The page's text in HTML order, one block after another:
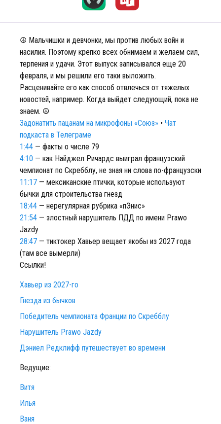
☮️ Мальчишки и девчонки, мы против любых войн и
насилия. Поэтому крепко всех обнимаем и желаем сил,
терпения и удачи. Этот выпуск записывался еще 20
февраля, и мы решили его таки выложить.
Расценивайте его как способ отвлечься от тяжелых
новостей, например. Когда выйдет следующий, пока не
знаем. ☮️
Задонатить пацанам на микрофоны «Союз» • Чат
подкаста в Телеграме
1:44 — факты о числе 79
4:10 — как Найджел Ричардс выиграл французский
чемпионат по Скребблу, не зная ни слова по-французски
11:17 — мексиканские птички, которые используют
бычки для строительства гнезд
18:44 — нерегулярная рубрика «пЭнис»
21:54 — злостный нарушитель ПДД по имени Prawo
Jazdy
28:47 — тиктокер Хавьер вещает якобы из 2027 года
(там все вымерли)
Ссылки!
Хавьер из 2027-го
Гнезда из бычков
Победитель чемпионата Франции по Скребблу
Нарушитель Prawo Jazdy
Дэниел Редклифф путешествует во времени
Ведущие:
Витя
Илья
Ваня